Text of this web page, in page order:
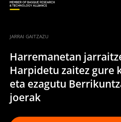
JARRAI GAITZAZU
Harremanetan
Harpidetu zaitez gure
eta ezagutu
joerak